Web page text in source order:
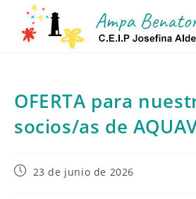
contenido
OFERTA para
socios/as de
Publicación
23 de junio de 2026